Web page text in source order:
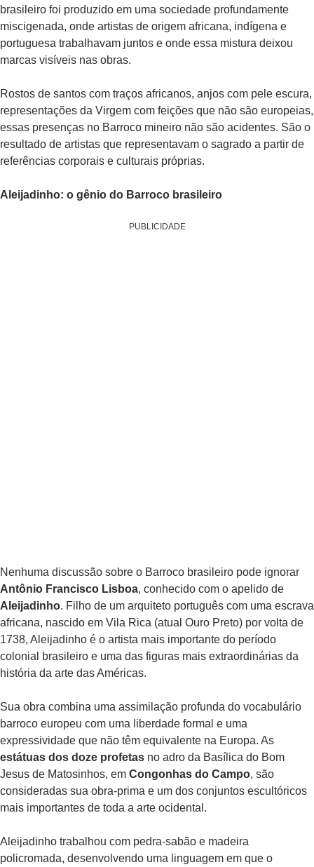
brasileiro foi produzido em uma sociedade profundamente
miscigenada, onde artistas de origem africana, indígena e
portuguesa trabalhavam juntos e onde essa mistura deixou
marcas visíveis nas obras.
Rostos de santos com traços africanos, anjos com pele escura,
representações da Virgem com feições que não são europeias,
essas presenças no Barroco mineiro não são acidentes. São o
resultado de artistas que representavam o sagrado a partir de
referências corporais e culturais próprias.
Aleijadinho: o gênio do Barroco brasileiro
PUBLICIDADE
Nenhuma discussão sobre o Barroco brasileiro pode ignorar
Antônio Francisco Lisboa, conhecido com o apelido de
Aleijadinho. Filho de um arquiteto português com uma escrava
africana, nascido em Vila Rica (atual Ouro Preto) por volta de
1738, Aleijadinho é o artista mais importante do período
colonial brasileiro e uma das figuras mais extraordinárias da
história da arte das Américas.
Sua obra combina uma assimilação profunda do vocabulário
barroco europeu com uma liberdade formal e uma
expressividade que não têm equivalente na Europa. As
estátuas dos doze profetas no adro da Basílica do Bom
Jesus de Matosinhos, em Congonhas do Campo, são
consideradas sua obra-prima e um dos conjuntos escultóricos
mais importantes de toda a arte ocidental.
Aleijadinho trabalhou com pedra-sabão e madeira
policromada, desenvolvendo uma linguagem em que o